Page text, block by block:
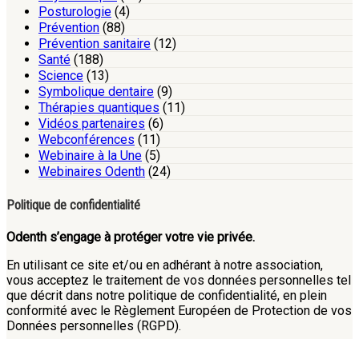
Posturologie (4)
Prévention (88)
Prévention sanitaire (12)
Santé (188)
Science (13)
Symbolique dentaire (9)
Thérapies quantiques (11)
Vidéos partenaires (6)
Webconférences (11)
Webinaire à la Une (5)
Webinaires Odenth (24)
Politique de confidentialité
Odenth s’engage à protéger votre vie privée.
En utilisant ce site et/ou en adhérant à notre association,
vous acceptez le traitement de vos données personnelles tel
que décrit dans notre politique de confidentialité, en plein
conformité avec le Règlement Européen de Protection de vos
Données personnelles (RGPD).